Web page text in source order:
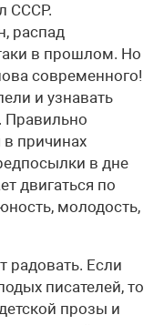
СССР.
распад
в прошлом. Но
современного!
и узнавать
Правильно
причинах
в дне
двигаться по
молодость,
радовать. Если
писателей, то
прозы и